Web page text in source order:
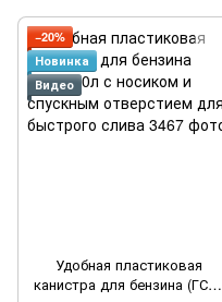
−20%
Новинка
Видео
Удобная пластиковая
канистра для бензина (ГСМ)